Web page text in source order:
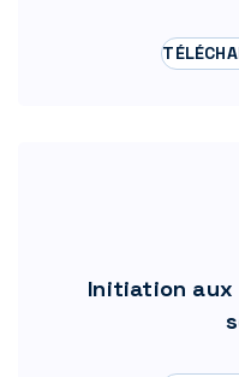
Initiation aux